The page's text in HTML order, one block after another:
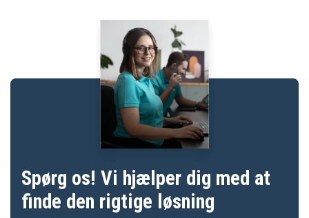
Spørg os! Vi hjælper dig med at
finde den rigtige løsning